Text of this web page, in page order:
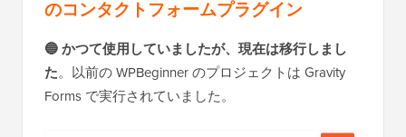
のコンタクトフォームプラグイン
🔵 かつて使用していましたが、現在は移行しまし
た。以前の WPBeginner のプロジェクトは Gravity
Forms で実行されていました。